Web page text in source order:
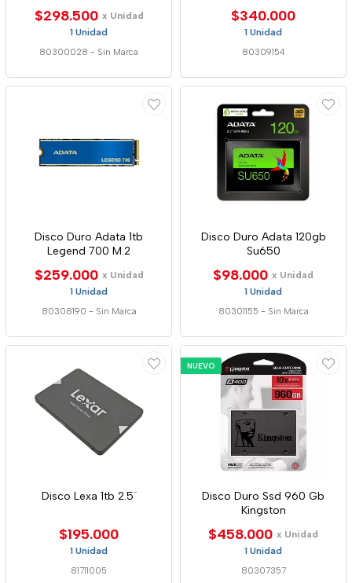
$298.500 x Unidad
1 Unidad
80300028 - Sin Marca
$340.000
1 Unidad
80309154
Disco Duro Adata 1tb
Legend 700 M.2
$259.000 x Unidad
1 Unidad
80308190 - Sin Marca
Disco Duro Adata 120gb
Su650
$98.000 x Unidad
1 Unidad
80301155 - Sin Marca
Disco Lexa 1tb 2.5¨
$195.000
1 Unidad
81711005
NUEVO
Disco Duro Ssd 960 Gb
Kingston
$458.000 x Unidad
1 Unidad
80307357